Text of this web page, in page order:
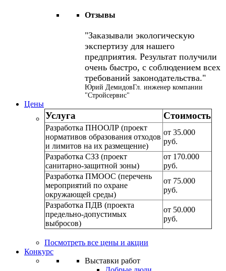
Отзывы
Заказывали экологическую
экспертизу для нашего
предприятия. Результат получили
очень быстро, с соблюдением всех
требований законодательства.
Юрий ДемидовГл. инженер компании
"Стройсервис"
Цены
Услуга Стоимость
Разработка ПНООЛР (проект
нормативов образования отходов
и лимитов на их размещение)
от 35.000
руб.
Разработка СЗЗ (проект
санитарно-защитной зоны)
от 170.000
руб.
Разработка ПМООС (перечень
мероприятий по охране
окружающей среды)
от 75.000
руб.
Разработка ПДВ (проекта
предельно-допустимых
выбросов)
от 50.000
руб.
Посмотреть все цены и акции
Конкурс
Выставки работ